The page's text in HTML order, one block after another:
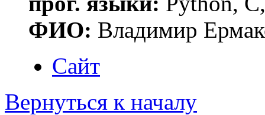
ФИО: Владимир
Сайт
Вернуться к началу